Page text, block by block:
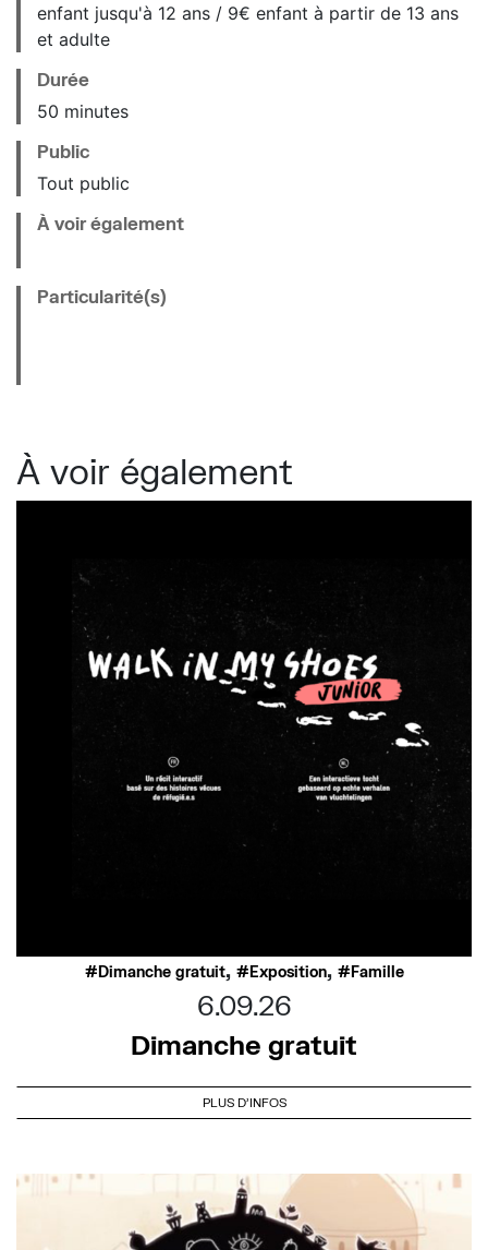
enfant jusqu'à 12 ans / 9€ enfant à partir de 13 ans
et adulte
Durée
50 minutes
Public
Tout public
À voir également
Particularité(s)
À voir également
Dimanche gratuit, Exposition, Famille
6.09.26
Dimanche gratuit
PLUS D'INFOS